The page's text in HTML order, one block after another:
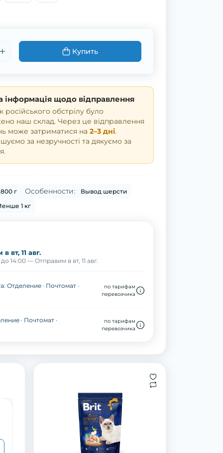
Купить
інформація щодо відправлення
російського обстрілу було
наш склад. Через це відправлення
може затриматися на 2–3 дні.
за незручності та дякуємо за
800 г Особенности:
Вывод шерсти
1 кг
вт, 11 авг.
14:00 — Отправим в вт, 11 авг.
Отделение · Почтомат ·
по тарифам
перевозчика
· Почтомат ·
по тарифам
перевозчика
Сухой корм Brit Premium Indoor для
кошек - домашнего проживания, с
курицей, 1,5 кг
529 грн
419 грн